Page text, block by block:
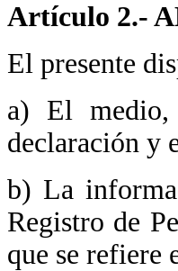
Artículo 2.-
El presente
a) El
declaración y
b) La
Registro de
que se refiere